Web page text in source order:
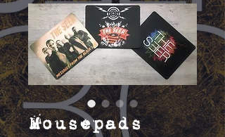
Mousepads